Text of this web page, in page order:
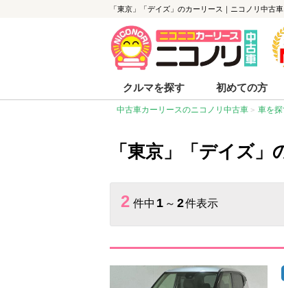
「東京」「デイズ」のカーリース｜ニコノリ中古車
クルマを探す 初めての方
中古車カーリースのニコノリ中古車 車を
「東京」「デイズ
2 件中 1 ～ 2件表示